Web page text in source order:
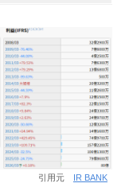
引用元 IR BANK